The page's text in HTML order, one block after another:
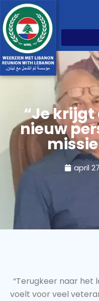
“Je krijgt
nieuw
april
“Terugkeer naar het
voelt voor veel